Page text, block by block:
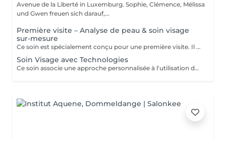
Avenue de la Liberté in Luxemburg. Sophie, Clémence, Mélissa
und Gwen freuen sich darauf,...
Première visite – Analyse de peau & soin visage
sur-mesure
Ce soin est spécialement conçu pour une première visite. Il débute par une analyse de peau approfondie afin de comprendre ses besoins et d’identifier les déséquilibres éventuels. Le soin du visage est ensuite entièrement personnalisé, avec des techniques et des produits adaptés pour répondre de manière ciblée aux besoins de la peau. Ce premier rendez-vous permet d’obtenir des résultats visibles tout en bénéficiant de conseils personnalisés pour améliorer durablement la qualité de la peau.
Soin Visage avec Technologies
Ce soin associe une approche personnalisée à l'utilisation de technologies avancées afin d'agir plus en profondeur sur la peau. Les technologies sont sélectionnées en fonction des besoins pour améliorer la texture de la peau, l'hydratation et les signes de l'âge. Un soin idéal pour obtenir des résultats visibles et aller plus loin dans l'amélioration de la qualité de la peau.